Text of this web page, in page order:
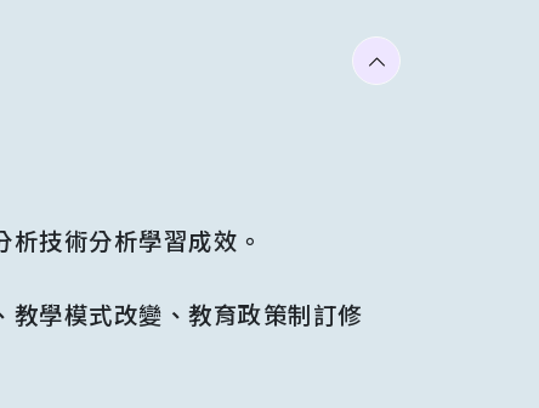
技術分析學習成效。
學模式改變、教育政策制訂修